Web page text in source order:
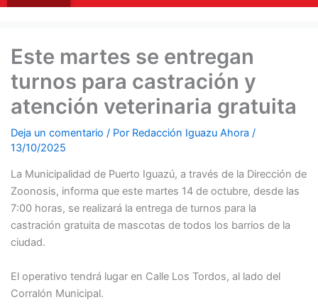
Este martes se entregan
turnos para castración y
atención veterinaria gratuita
Deja un comentario / Por Redacción Iguazu Ahora /
13/10/2025
La Municipalidad de Puerto Iguazú, a través de la Dirección de
Zoonosis, informa que este martes 14 de octubre, desde las
7:00 horas, se realizará la entrega de turnos para la
castración gratuita de mascotas de todos los barrios de la
ciudad.
El operativo tendrá lugar en Calle Los Tordos, al lado del
Corralón Municipal.